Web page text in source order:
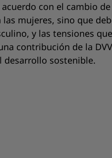
con el cambio
mujeres, sino que
y las tensiones
contribución de la
desarrollo sostenible.